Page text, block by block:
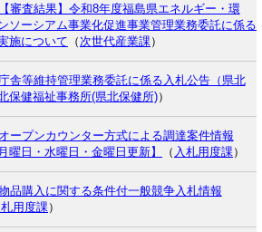
【審査結果】令和8年度福島県エネルギー・環
ソーシアム事業化促進事業管理業務委託に係る
施について （次世代産業課）
舎等維持管理業務委託に係る入札公告（県北
保健福祉事務所(県北保健所)）
オープンカウンター方式による調達案件情報
曜日・水曜日・金曜日更新】
（ 入札用度課）
品購入に関する条件付一般競争入札情報
札用度課）